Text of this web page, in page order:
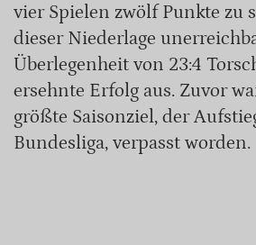
vier Spielen zwölf Punkte zu
dieser Niederlage
Überlegenheit von 23:4
ersehnte Erfolg aus. Zuvor
größte Saisonziel, der
Bundesliga, verpasst worden.